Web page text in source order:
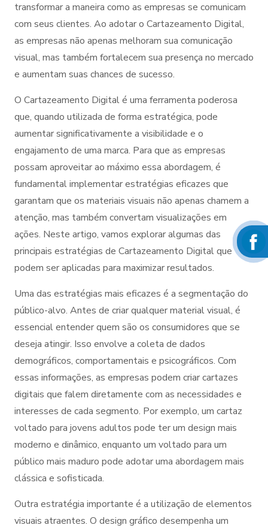
transformar a maneira como as empresas se comunicam
com seus clientes. Ao adotar o Cartazeamento Digital,
as empresas não apenas melhoram sua comunicação
visual, mas também fortalecem sua presença no mercado
e aumentam suas chances de sucesso.
O Cartazeamento Digital é uma ferramenta poderosa
que, quando utilizada de forma estratégica, pode
aumentar significativamente a visibilidade e o
engajamento de uma marca. Para que as empresas
possam aproveitar ao máximo essa abordagem, é
fundamental implementar estratégias eficazes que
garantam que os materiais visuais não apenas chamem a
atenção, mas também convertam visualizações em
ações. Neste artigo, vamos explorar algumas das
principais estratégias de Cartazeamento Digital que
podem ser aplicadas para maximizar resultados.
Uma das estratégias mais eficazes é a segmentação do
público-alvo. Antes de criar qualquer material visual, é
essencial entender quem são os consumidores que se
deseja atingir. Isso envolve a coleta de dados
demográficos, comportamentais e psicográficos. Com
essas informações, as empresas podem criar cartazes
digitais que falem diretamente com as necessidades e
interesses de cada segmento. Por exemplo, um cartaz
voltado para jovens adultos pode ter um design mais
moderno e dinâmico, enquanto um voltado para um
público mais maduro pode adotar uma abordagem mais
clássica e sofisticada.
Outra estratégia importante é a utilização de elementos
visuais atraentes. O design gráfico desempenha um